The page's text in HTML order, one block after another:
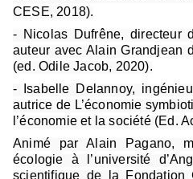
CESE, 2018).
- Nicolas Dufrêne, directeur
auteur avec Alain Grandjean
(ed. Odile Jacob, 2020).
- Isabelle Delannoy,
autrice de L’économie
l’économie et la société (Ed.
Animé par Alain Pagano,
écologie à l’université
scientifique de la Fondation